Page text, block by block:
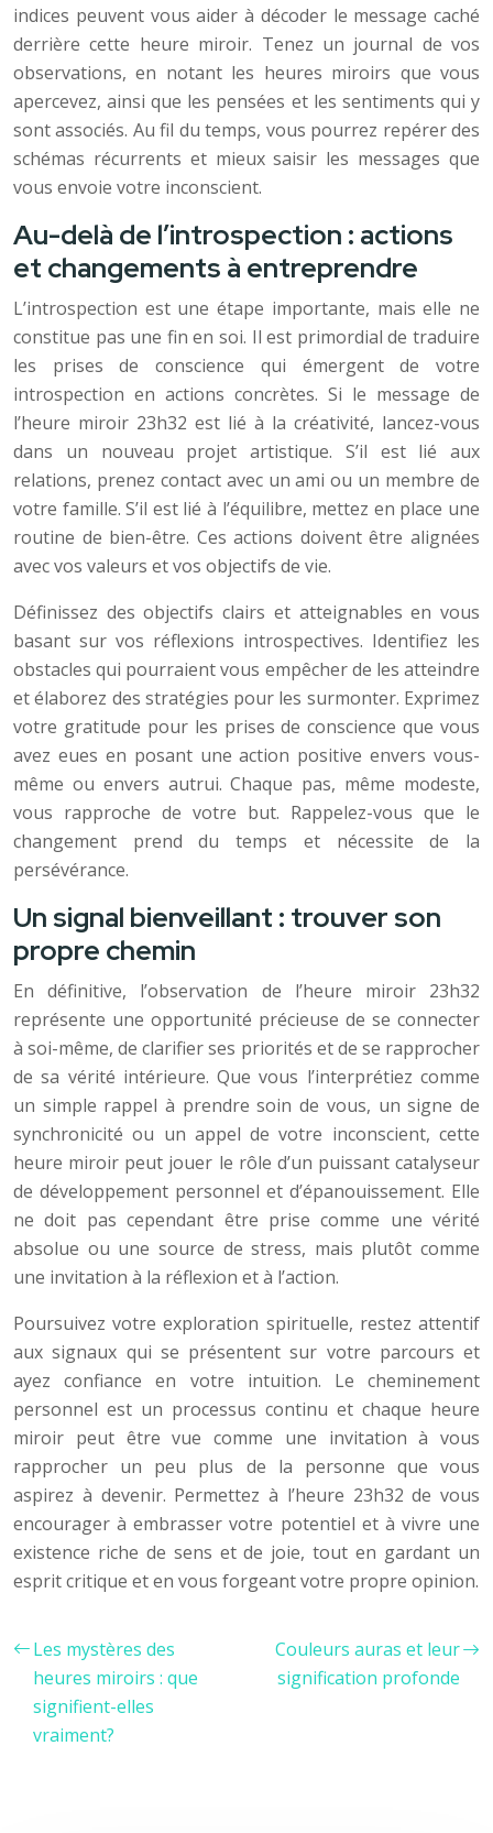
indices peuvent vous aider à décoder le message caché
derrière cette heure miroir. Tenez un journal de vos
observations, en notant les heures miroirs que vous
apercevez, ainsi que les pensées et les sentiments qui y
sont associés. Au fil du temps, vous pourrez repérer des
schémas récurrents et mieux saisir les messages que
vous envoie votre inconscient.
Au-delà de l’introspection : actions
et changements à entreprendre
L’introspection est une étape importante, mais elle ne
constitue pas une fin en soi. Il est primordial de traduire
les prises de conscience qui émergent de votre
introspection en actions concrètes. Si le message de
l’heure miroir 23h32 est lié à la créativité, lancez-vous
dans un nouveau projet artistique. S’il est lié aux
relations, prenez contact avec un ami ou un membre de
votre famille. S’il est lié à l’équilibre, mettez en place une
routine de bien-être. Ces actions doivent être alignées
avec vos valeurs et vos objectifs de vie.
Définissez des objectifs clairs et atteignables en vous
basant sur vos réflexions introspectives. Identifiez les
obstacles qui pourraient vous empêcher de les atteindre
et élaborez des stratégies pour les surmonter. Exprimez
votre gratitude pour les prises de conscience que vous
avez eues en posant une action positive envers vous-
même ou envers autrui. Chaque pas, même modeste,
vous rapproche de votre but. Rappelez-vous que le
changement prend du temps et nécessite de la
persévérance.
Un signal bienveillant : trouver son
propre chemin
En définitive, l’observation de l’heure miroir 23h32
représente une opportunité précieuse de se connecter
à soi-même, de clarifier ses priorités et de se rapprocher
de sa vérité intérieure. Que vous l’interprétiez comme
un simple rappel à prendre soin de vous, un signe de
synchronicité ou un appel de votre inconscient, cette
heure miroir peut jouer le rôle d’un puissant catalyseur
de développement personnel et d’épanouissement. Elle
ne doit pas cependant être prise comme une vérité
absolue ou une source de stress, mais plutôt comme
une invitation à la réflexion et à l’action.
Poursuivez votre exploration spirituelle, restez attentif
aux signaux qui se présentent sur votre parcours et
ayez confiance en votre intuition. Le cheminement
personnel est un processus continu et chaque heure
miroir peut être vue comme une invitation à vous
rapprocher un peu plus de la personne que vous
aspirez à devenir. Permettez à l’heure 23h32 de vous
encourager à embrasser votre potentiel et à vivre une
existence riche de sens et de joie, tout en gardant un
esprit critique et en vous forgeant votre propre opinion.
Les mystères des
heures miroirs : que
signifient-elles
vraiment?
Couleurs auras et leur
signification profonde